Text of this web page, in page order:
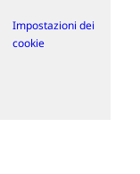
Impostazioni dei
cookie